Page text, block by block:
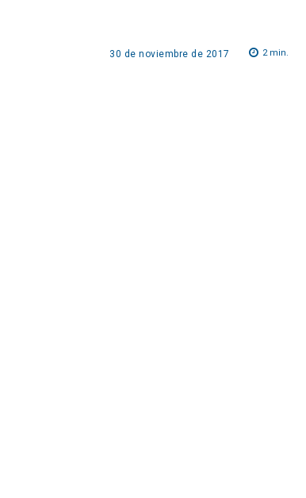
30 de noviembre de 2017 2min.